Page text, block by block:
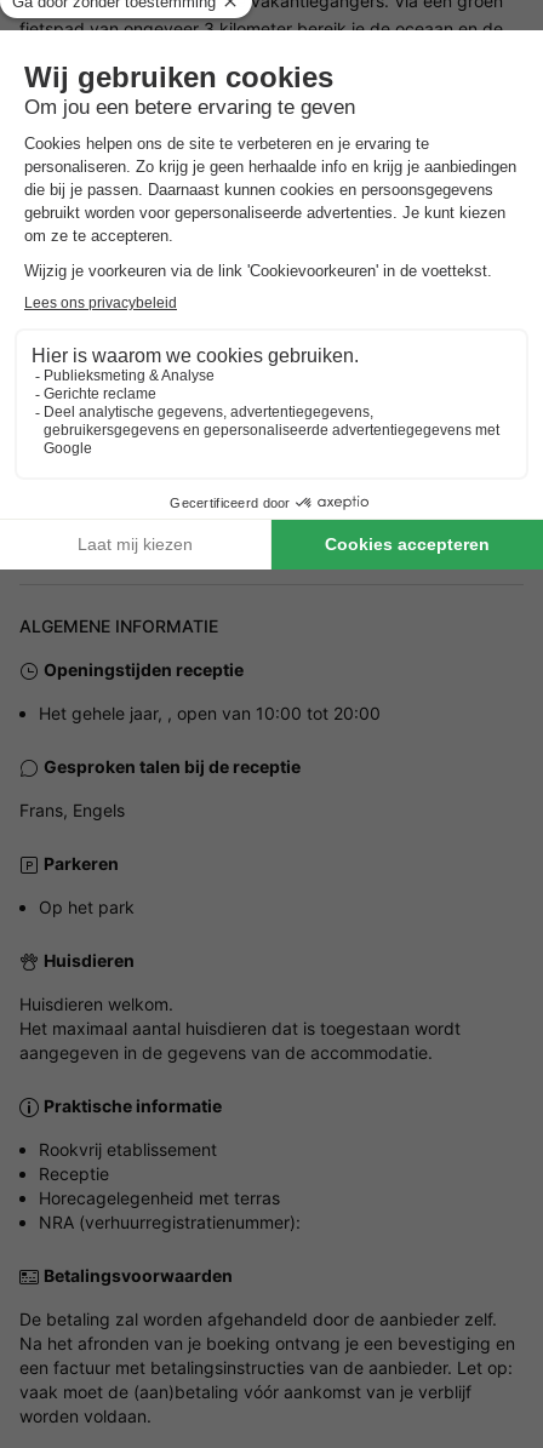
fietspad van ongeveer 3 kilometer bereik je de oceaan en de
de steden Anglet en Bayonne. De regio staat bekend om
surfen, mooie stranden en het authentieke Baskenland,
waardoor er volop mogelijkheden zijn voor uitstapjes en
activiteiten.
900 rue Burruntz - 64210 Bidart, Frankrijk
ALGEMENE INFORMATIE
Openingstijden receptie
Het gehele jaar, , open van 10:00 tot 20:00
Gesproken talen bij de receptie
Frans, Engels
Parkeren
Op het park
Huisdieren
Huisdieren welkom.
Het maximaal aantal huisdieren dat is toegestaan wordt
aangegeven in de gegevens van de accommodatie.
Praktische informatie
Rookvrij etablissement
Receptie
Horecagelegenheid met terras
NRA (verhuurregistratienummer):
Betalingsvoorwaarden
De betaling zal worden afgehandeld door de aanbieder zelf.
Na het afronden van je boeking ontvang je een bevestiging en
een factuur met betalingsinstructies van de aanbieder. Let op:
vaak moet de (aan)betaling vóór aankomst van je verblijf
worden voldaan.